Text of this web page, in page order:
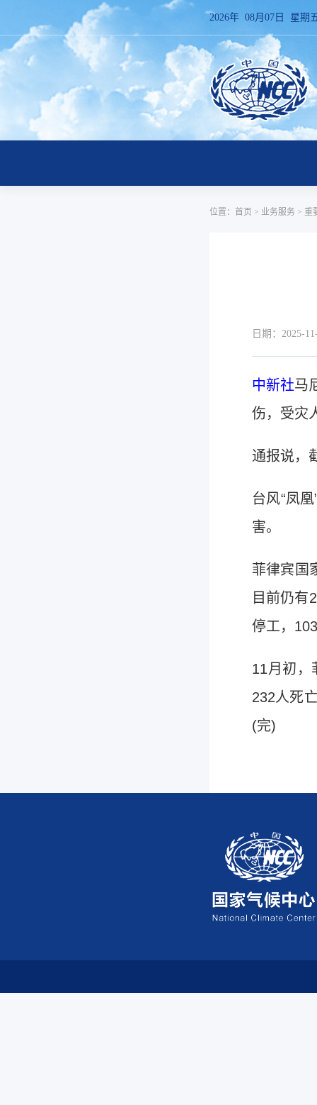
2026年 08月07日 星期
位置： 首页 > 业务服务 > 重
日期：2025-
中新社马
伤，受灾
通报说，
台风“凤
害。
菲律宾国
目前仍有
停工，
11月初，
232人死
(完)